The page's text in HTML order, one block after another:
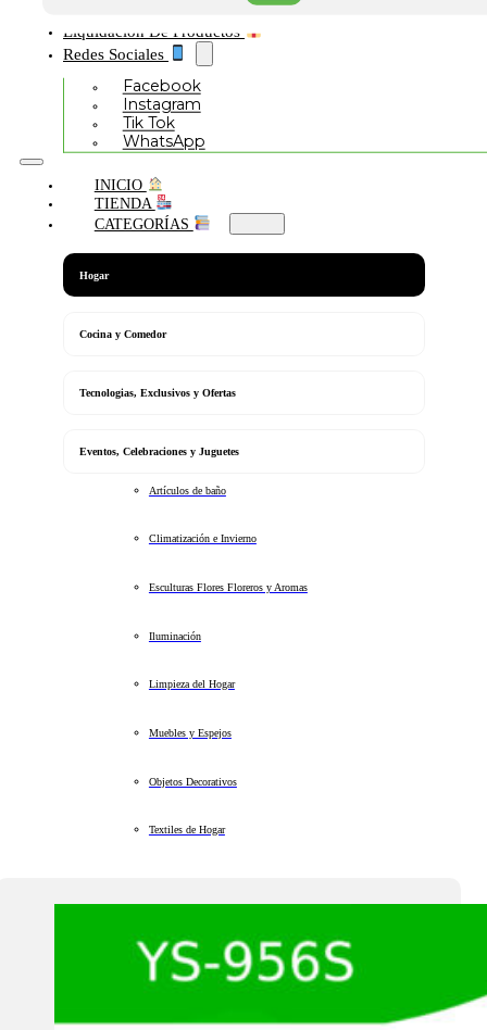
Liquidación De Productos
Redes Sociales
Facebook
Instagram
Tik Tok
WhatsApp
INICIO
TIENDA
CATEGORÍAS
Hogar
Cocina y Comedor
Tecnologias, Exclusivos y Ofertas
Eventos, Celebraciones y Juguetes
Artículos de baño
Climatización e Invierno
Esculturas Flores Floreros y Aromas
Iluminación
Limpieza del Hogar
Muebles y Espejos
Objetos Decorativos
Textiles de Hogar